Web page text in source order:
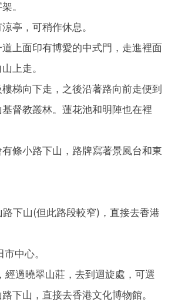
。
亭，可稍作休息。
上面印有博愛的中式門，走進裡面
上走。
梯向下走，之後沿著路向前走便到
督教叢林。蓮花池和明陣也在裡
條小路下山，路牌寫著景風台和東
路下山(但此路段較窄)，直接去香港
中心。
經過曉翠山莊，去到迴旋處，可選
下山，直接去香港文化博物館。